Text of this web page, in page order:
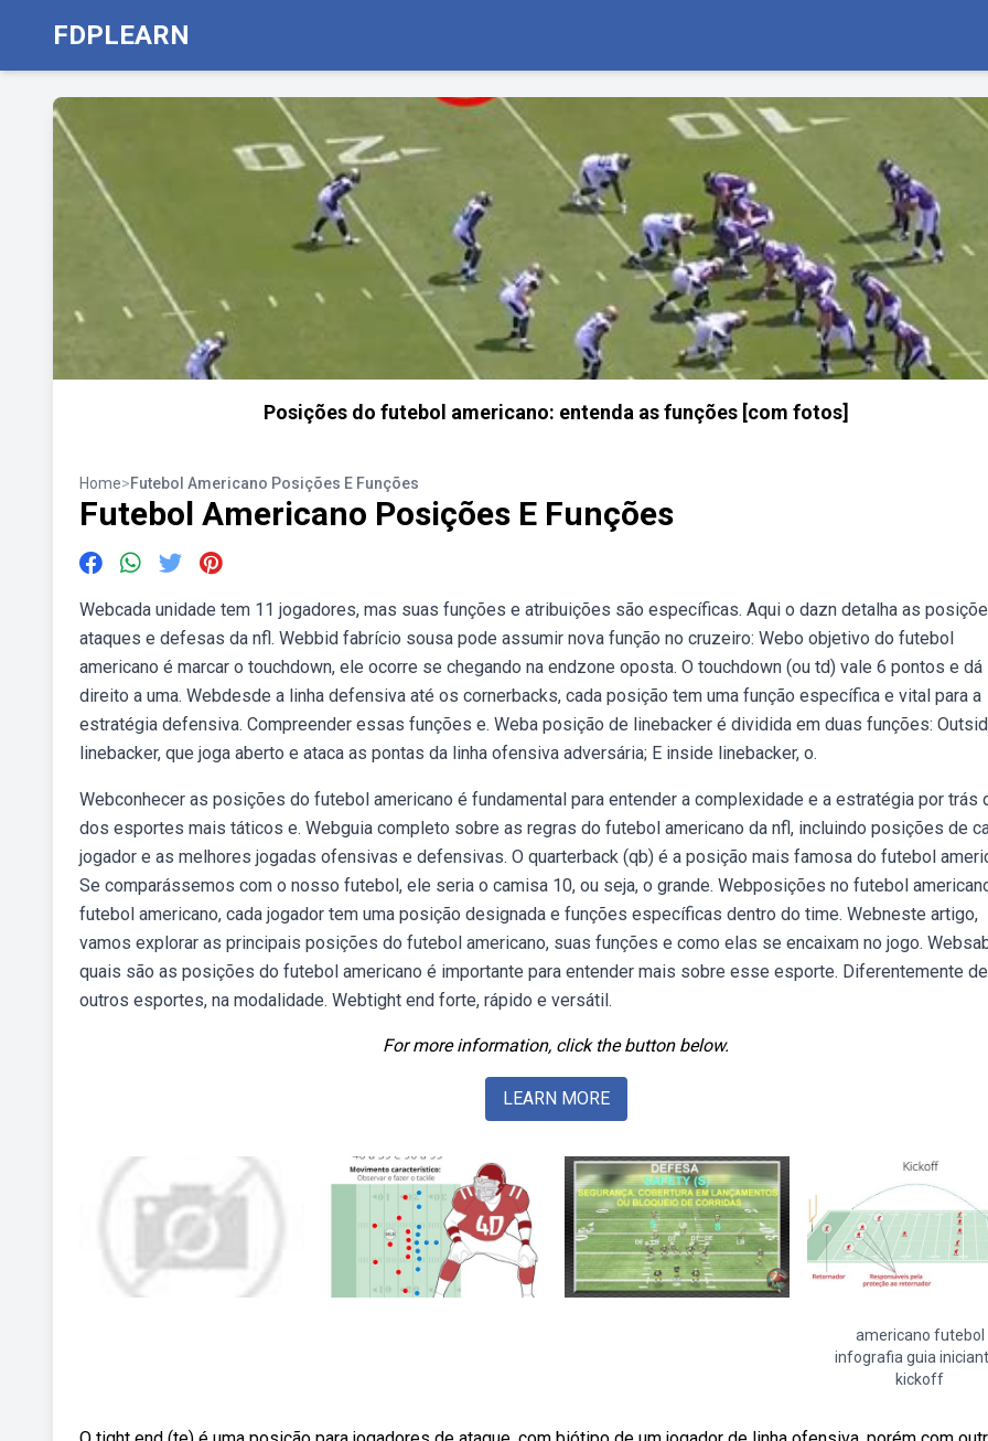
FDPLEARN
Posições do futebol americano: entenda as funções [com fotos]
Home>Futebol Americano Posições E Funções
Futebol Americano Posições E Funções
Webcada unidade tem 11 jogadores, mas suas funções e atribuições são específicas. Aqui o dazn detalha as
ataques e defesas da nfl. Webbid fabrício sousa pode assumir nova função no cruzeiro: Webo objetivo do futebol
americano é marcar o touchdown, ele ocorre se chegando na endzone oposta. O touchdown (ou td) vale 6 pontos e dá
direito a uma. Webdesde a linha defensiva até os cornerbacks, cada posição tem uma função específica e vital para a
estratégia defensiva. Compreender essas funções e. Weba posição de linebacker é dividida em duas funções:
linebacker, que joga aberto e ataca as pontas da linha ofensiva adversária; E inside linebacker, o.
Webconhecer as posições do futebol americano é fundamental para entender a complexidade e a estratégia por trás
dos esportes mais táticos e. Webguia completo sobre as regras do futebol americano da nfl, incluindo posições de
jogador e as melhores jogadas ofensivas e defensivas. O quarterback (qb) é a posição mais famosa do futebol
Se comparássemos com o nosso futebol, ele seria o camisa 10, ou seja, o grande. Webposições no futebol
futebol americano, cada jogador tem uma posição designada e funções específicas dentro do time. Webneste artigo,
vamos explorar as principais posições do futebol americano, suas funções e como elas se encaixam no jogo.
quais são as posições do futebol americano é importante para entender mais sobre esse esporte. Diferentemente de
outros esportes, na modalidade. Webtight end forte, rápido e versátil.
For more information, click the button below.
LEARN MORE
americano futebol
infografia guia
kickoff